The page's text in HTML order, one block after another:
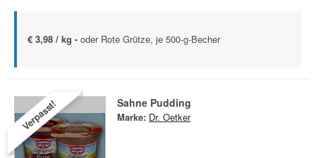
€ 3,98 / kg - oder Rote Grütze, je 500-g-Becher
Verpasst! Sahne Pudding
Marke: Dr. Oetker